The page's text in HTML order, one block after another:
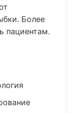
Более
пациентам.